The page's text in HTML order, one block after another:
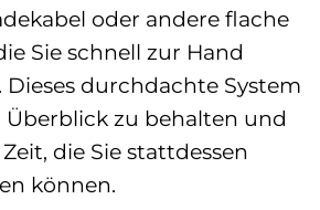
oder andere flache
Sie schnell zur Hand
Dieses durchdachte System
zu behalten und
die Sie stattdessen
können.